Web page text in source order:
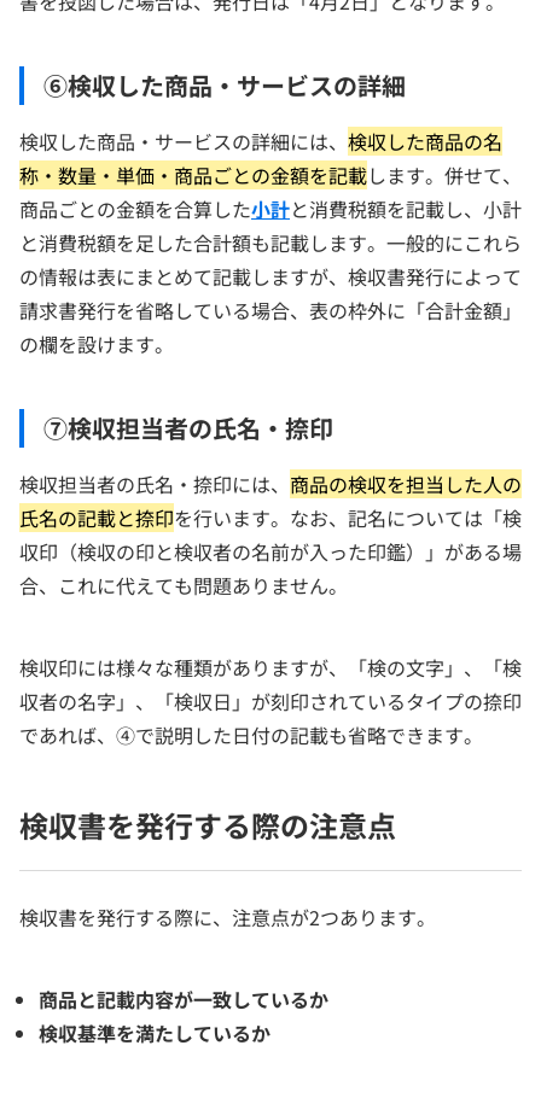
⑥検収した商品・サービスの詳細
検収した商品・サービスの詳細には、 検収した商品の名
称・数量・単価・商品ごとの金額を記載します。併せて、
商品ごとの金額を合算した小計と消費税額を記載し、小計
と消費税額を足した合計額も記載します。一般的にこれら
の情報は表にまとめて記載しますが、検収書発行によって
請求書発行を省略している場合、表の枠外に「合計金額」
の欄を設けます。
⑦検収担当者の氏名・捺印
検収担当者の氏名・捺印には、 商品の検収を担当した人の
氏名の記載と捺印を行います。なお、記名については「検
収印（検収の印と検収者の名前が入った印鑑）」がある場
合、これに代えても問題ありません。
検収印には様々な種類がありますが、「検の文字」、「検
収者の名字」、「検収日」が刻印されているタイプの捺印
であれば、④で説明した日付の記載も省略できます。
検収書を発行する際の注意点
検収書を発行する際に、注意点が2つあります。
商品と記載内容が一致しているか
検収基準を満たしているか